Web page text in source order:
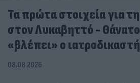
Τα πρώτα στοιχεία για
στον Λυκαβηττό -
«βλέπει» ο
08.08.2026